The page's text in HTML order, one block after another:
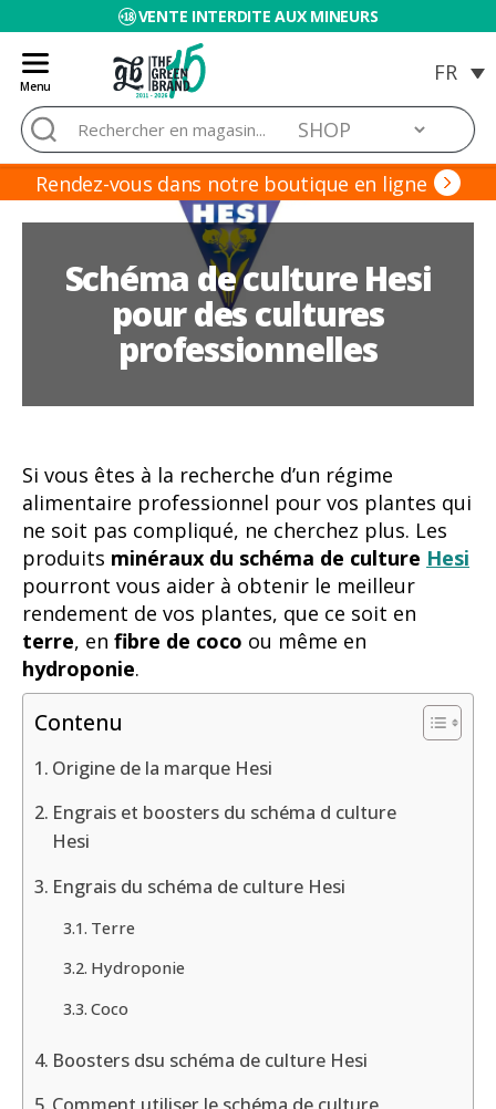
VENTE INTERDITE AUX MINEURS
Menu
Blog
de
Grow
Barato
Rechercher :
Rendez-vous dans notre boutique en ligne
Schéma de culture Hesi
pour des cultures
professionnelles
Si vous êtes à la recherche d’un régime
alimentaire professionnel pour vos plantes qui
ne soit pas compliqué, ne cherchez plus. Les
produits minéraux du schéma de culture Hesi
pourront vous aider à obtenir le meilleur
rendement de vos plantes, que ce soit en
terre, en fibre de coco ou même en
hydroponie.
Contenu
Origine de la marque Hesi
Engrais et boosters du schéma d culture
Hesi
Engrais du schéma de culture Hesi
Terre
Hydroponie
Coco
Boosters dsu schéma de culture Hesi